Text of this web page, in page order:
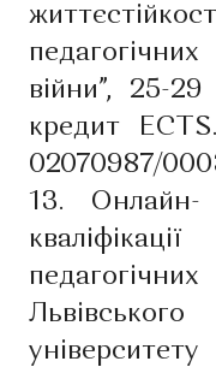
війни”, 25-
кредит
02070987/
13. Онлайн-
кваліфікації